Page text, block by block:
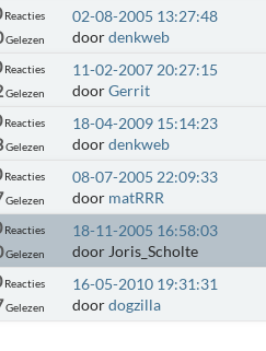
Reacties
Gelezen
02-08-2005 13:27:48
doordenkweb
Reacties
Gelezen
11-02-2007 20:27:15
doorGerrit
Reacties
Gelezen
18-04-2009 15:14:23
doordenkweb
Reacties
Gelezen
08-07-2005 22:09:33
door matRRR
Reacties
Gelezen
18-11-2005 16:58:03
door Joris_Scholte
Reacties
Gelezen
16-05-2010 19:31:31
doordogzilla